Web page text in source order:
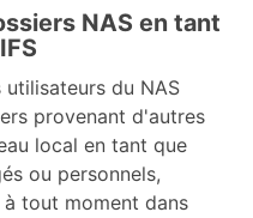
NAS en tant
du NAS
provenant d'autres
local en tant que
ou personnels,
tout moment dans